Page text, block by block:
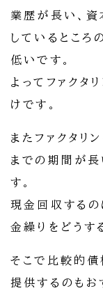
業歴が長い、資
しているところ
低いです。
よってファクタ
けです。
またファクタリ
までの期間が
す。
現金回収するの
金繰りをどうす
そこで比較的
提供するのもお